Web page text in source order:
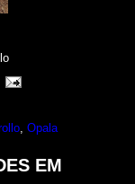
, Opala
EM